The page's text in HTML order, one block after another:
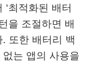
최적화된 배터
을 조절하면 배
또한 배터리 백
는 앱의 사용을